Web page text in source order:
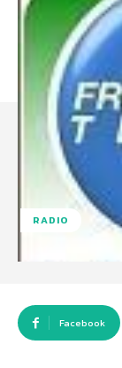
RADIO
Facebook